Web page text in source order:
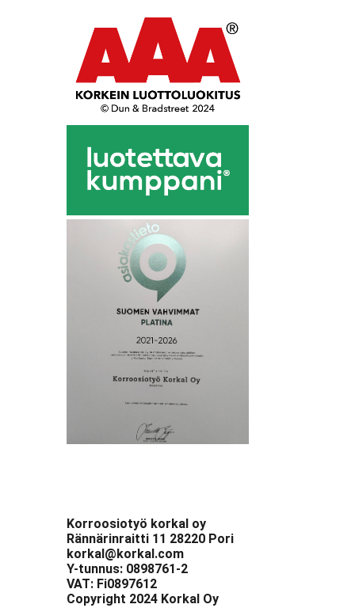
Korroosiotyö korkal oy
Rännärinraitti 11 28220 Pori
korkal@korkal.com
Y-tunnus: 0898761-2
VAT: Fi0897612
Copyright 2024 Korkal Oy